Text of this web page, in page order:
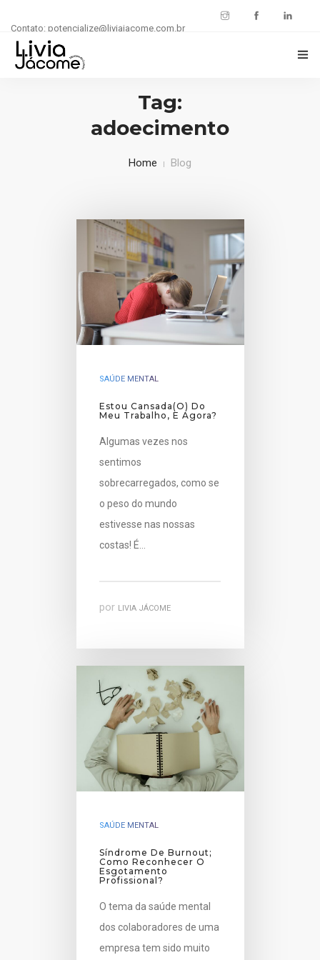
Contato: potencialize@liviajacome.com.br
POTENCIALIZE SUA CARREIRA
Tag:
adoecimento
Home Blog
SAÚDE MENTAL
Estou Cansada(o) Do
Meu Trabalho, E Agora?
Algumas vezes nos
sentimos
sobrecarregados, como se
o peso do mundo
estivesse nas nossas
costas! É…
por LIVIA JÁCOME
SAÚDE MENTAL
Síndrome De Burnout;
Como Reconhecer O
Esgotamento
Profissional?
O tema da saúde mental
dos colaboradores de uma
empresa tem sido muito